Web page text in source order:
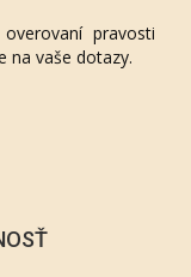
pravosti
na vaše dotazy.